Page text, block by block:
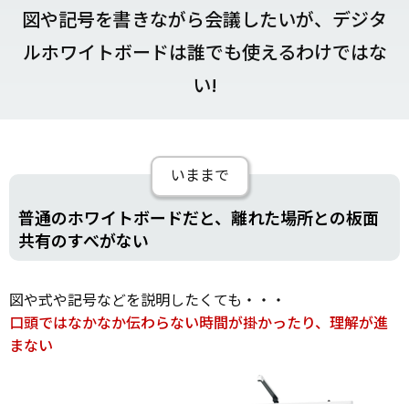
図や記号を書きながら会議したいが、デジタ
ルホワイトボードは誰でも使えるわけではな
い!
いままで
普通のホワイトボードだと、離れた場所との板面
共有のすべがない
図や式や記号などを説明したくても・・・
口頭ではなかなか伝わらない時間が掛かったり、理解が進
まない